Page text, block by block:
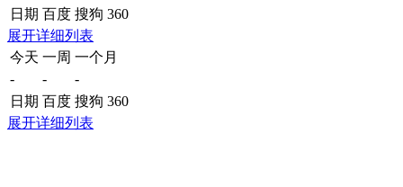
日期 百度 搜狗 360
展开详细列表
今天 一周 一个月
-
-
-
日期 百度 搜狗 360
展开详细列表